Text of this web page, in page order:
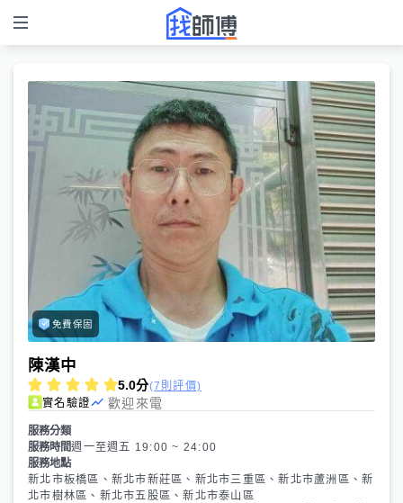
免費保固
陳漢中
5.0分(7則評價)
實名驗證
歡迎來電
服務分類
服務時間週一至週五 19:00 ~ 24:00
服務地點
新北市板橋區、新北市新莊區、新北市三重區、新北市蘆洲區、新
北市樹林區、新北市五股區、新北市泰山區